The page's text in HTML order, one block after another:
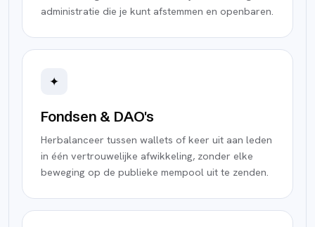
administratie die je kunt afstemmen en openbaren.
✦
Fondsen & DAO's
Herbalanceer tussen wallets of keer uit aan leden
in één vertrouwelijke afwikkeling, zonder elke
beweging op de publieke mempool uit te zenden.